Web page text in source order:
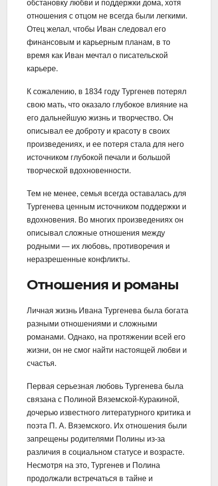
обстановку любви и поддержки дома, хотя
отношения с отцом не всегда были легкими.
Отец желал, чтобы Иван следовал его
финансовым и карьерным планам, в то
время как Иван мечтал о писательской
карьере.
К сожалению, в 1834 году Тургенев потерял
свою мать, что оказало глубокое влияние на
его дальнейшую жизнь и творчество. Он
описывал ее доброту и красоту в своих
произведениях, и ее потеря стала для него
источником глубокой печали и большой
творческой вдохновенности.
Тем не менее, семья всегда оставалась для
Тургенева ценным источником поддержки и
вдохновения. Во многих произведениях он
описывал сложные отношения между
родными — их любовь, противоречия и
неразрешенные конфликты.
Отношения и романы
Личная жизнь Ивана Тургенева была богата
разными отношениями и сложными
романами. Однако, на протяжении всей его
жизни, он не смог найти настоящей любви и
счастья.
Первая серьезная любовь Тургенева была
связана с Полиной Вяземской-Куракиной,
дочерью известного литературного критика и
поэта П. А. Вяземского. Их отношения были
запрещены родителями Полины из-за
различия в социальном статусе и возрасте.
Несмотря на это, Тургенев и Полина
продолжали встречаться в тайне и